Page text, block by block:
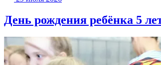
День рождения ребёнка 5